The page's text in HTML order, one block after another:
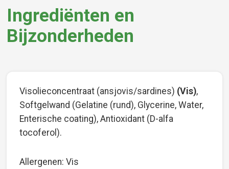
Ingrediënten en
Bijzonderheden
Visolieconcentraat (ansjovis/sardines) (Vis),
Softgelwand (Gelatine (rund), Glycerine, Water,
Enterische coating), Antioxidant (D-alfa
tocoferol).
Allergenen: Vis